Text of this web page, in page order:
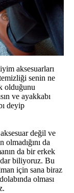
aksesuarları
senin ne
olduğunu
ve ayakkabı
deyip
değil ve
da
da bir erkek
biliyoruz. Bu
için sana biraz
olması